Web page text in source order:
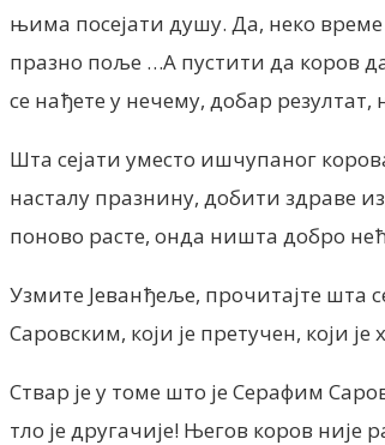
њима посејати душу. Да, неко време
празно поље …А пустити да коров
се нађете у нечему, добар
Шта сејати уместо ишчупаног
насталу празнину, добити здраве
поново расте, онда ништа добро
Узмите Јеванђеље, прочитајте шта
Саровским, који је претучен, који
Ствар је у томе што је Серафим
тло је другачије! Његов коров